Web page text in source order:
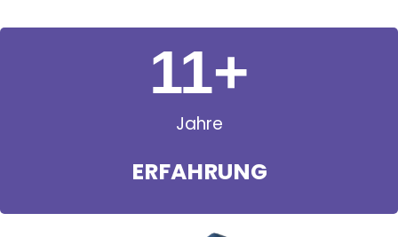
Jahre
ERFAHRUNG
11+